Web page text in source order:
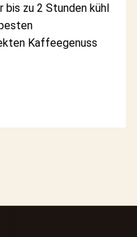
zu 2 Stunden kühl
Kaffeegenuss